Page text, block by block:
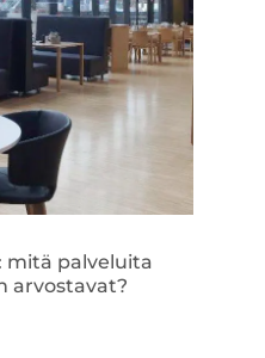
mitä palveluita
arvostavat?